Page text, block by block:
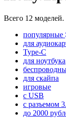
Всего 12
популярные
для
Type-C
для ноутбука
для скайпа
игровые
с USB
с разъемом
до 2000